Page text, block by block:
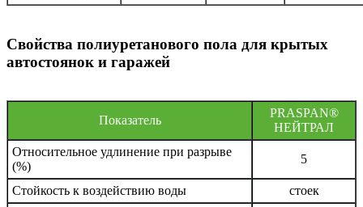
Свойства полиуретанового пола для крытых
автостоянок и гаражей
Показатель
PRASPAN®
НЕЙТРАЛ
Относительное удлинение при разрыве
(%)
5
Стойкость к воздействию воды
стоек